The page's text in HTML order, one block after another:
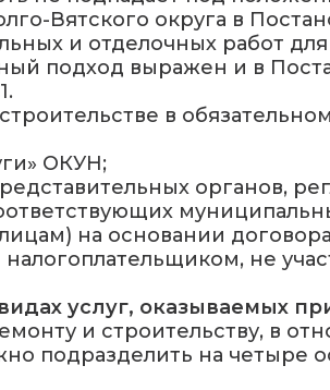
Вятского округа в
и отделочных работ
подход выражен и в
в
ОКУН;
органов,
на основании
не
услуг, оказываемых
и строительству, в
подразделить на четыре